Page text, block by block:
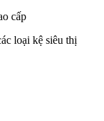
loại kệ siêu thị